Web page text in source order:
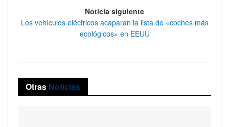
Noticia siguiente
Los vehículos eléctricos acaparan la lista de «coches más
ecológicos» en EEUU
Otras Noticias